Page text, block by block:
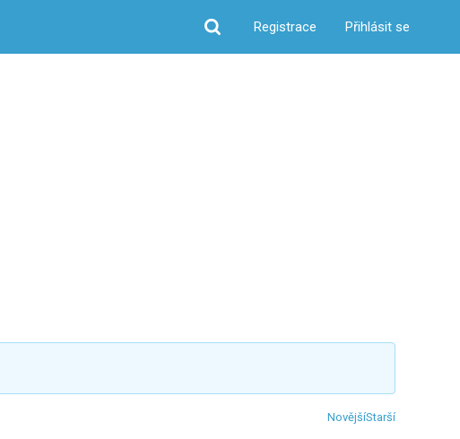
Hledat
Registrace Přihlásit se
NovějšíStarší